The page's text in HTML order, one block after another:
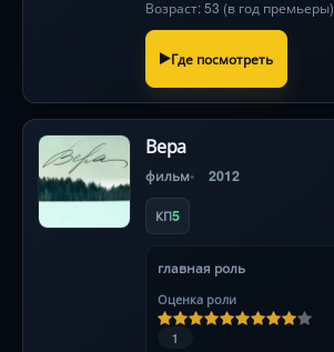
Возраст: 53 (в год премьеры)
Где посмотреть
Вера
фильм 2012
КП5
главная роль
Оценка роли
1